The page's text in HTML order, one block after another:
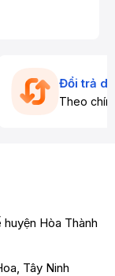
Đổi trả
Theo
Hòa Thành
Tây Ninh